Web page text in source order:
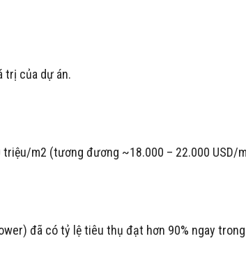
trị của dự án.
m2 (tương đương ~18.000 – 22.000 USD/
đã có tỷ lệ tiêu thụ đạt hơn 90% ngay